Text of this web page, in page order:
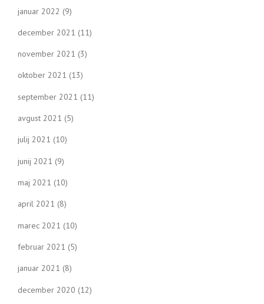
januar 2022 (9)
december 2021 (11)
november 2021 (3)
oktober 2021 (13)
september 2021 (11)
avgust 2021 (5)
julij 2021 (10)
junij 2021 (9)
maj 2021 (10)
april 2021 (8)
marec 2021 (10)
februar 2021 (5)
januar 2021 (8)
december 2020 (12)